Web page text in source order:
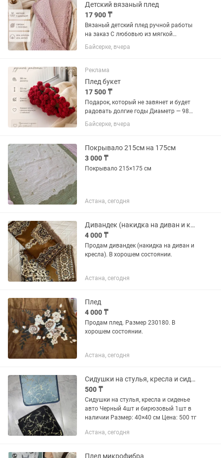
Детский вязаный плед
17 900 ₸
Вязаный детский плед ручной работы
на заказ С любовью из мягкой
хлопковой пряжи. Нежный, приятный к
телу и уютный. Подойдет для выписки,
Байсерке, вчера
Реклама
Плед букет
17 500 ₸
Подарок, который не завянет и будет
радовать долгие годы Диаметр — 98
см Высота букета — 50 см Состав: 55%
хлопок, 45% полиакрил Полностью
вручную с любовью и...
Байсерке, вчера
Покрывало 215см на 175см
3 000 ₸
Покрывало 215×175 см
Астана, сегодня
Дивандек (накидка на диван и кресла)
4 000 ₸
Продам дивандек (накидка на диван и
кресла). В хорошем состоянии.
Астана, сегодня
Плед
4 000 ₸
Продам плед. Размер 230180. В
хорошем состоянии.
Астана, сегодня
Сидушки на стулья, кресла и сиденье авто
500 ₸
Сидушки на стулья, кресла и сиденье
авто Черный 4шт и бирюзовый 1шт в
наличии Размер: 40×40 см Цена: 500 тг
Астана, сегодня
Плед микрофибра